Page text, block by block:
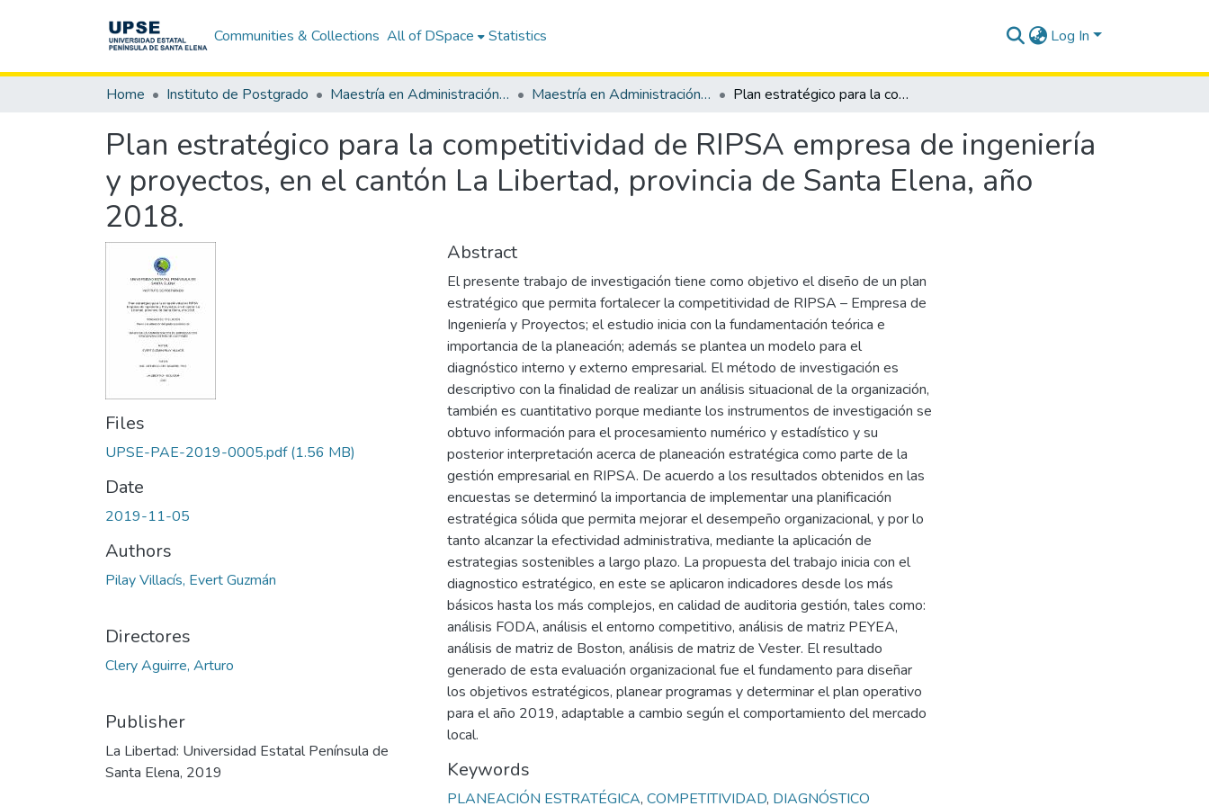
Communities & Collections All of DSpace Statistics Log In
Home Instituto de Postgrado Maestría en Administración de Empresas mención Gestión de las Pymes Maestría en Administración de Empresas Mención Gestión de las Pymes Plan estratégico para la competitividad de RIPSA empresa de ingeniería y proyectos, en el cantón La Libertad, provincia de Santa Elena, año 2018.
Plan estratégico para la competitividad de RIPSA empresa de ingeniería
y proyectos, en el cantón La Libertad, provincia de Santa Elena, año
2018.
Files
UPSE-PAE-2019-0005.pdf(1.56 MB)
Date
2019-11-05
Authors
Pilay Villacís, Evert Guzmán
Directores
Clery Aguirre, Arturo
Publisher
La Libertad: Universidad Estatal Península de
Santa Elena, 2019
Abstract
El presente trabajo de investigación tiene como objetivo el diseño de un plan
estratégico que permita fortalecer la competitividad de RIPSA – Empresa de
Ingeniería y Proyectos; el estudio inicia con la fundamentación teórica e
importancia de la planeación; además se plantea un modelo para el
diagnóstico interno y externo empresarial. El método de investigación es
descriptivo con la finalidad de realizar un análisis situacional de la organización,
también es cuantitativo porque mediante los instrumentos de investigación se
obtuvo información para el procesamiento numérico y estadístico y su
posterior interpretación acerca de planeación estratégica como parte de la
gestión empresarial en RIPSA. De acuerdo a los resultados obtenidos en las
encuestas se determinó la importancia de implementar una planificación
estratégica sólida que permita mejorar el desempeño organizacional, y por lo
tanto alcanzar la efectividad administrativa, mediante la aplicación de
estrategias sostenibles a largo plazo. La propuesta del trabajo inicia con el
diagnostico estratégico, en este se aplicaron indicadores desde los más
básicos hasta los más complejos, en calidad de auditoria gestión, tales como:
análisis FODA, análisis el entorno competitivo, análisis de matriz PEYEA,
análisis de matriz de Boston, análisis de matriz de Vester. El resultado
generado de esta evaluación organizacional fue el fundamento para diseñar
los objetivos estratégicos, planear programas y determinar el plan operativo
para el año 2019, adaptable a cambio según el comportamiento del mercado
local.
Keywords
PLANEACIÓN ESTRATÉGICA, COMPETITIVIDAD, DIAGNÓSTICO